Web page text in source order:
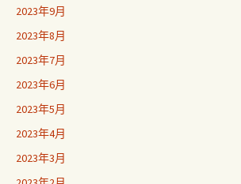
2023年9月
2023年8月
2023年7月
2023年6月
2023年5月
2023年4月
2023年3月